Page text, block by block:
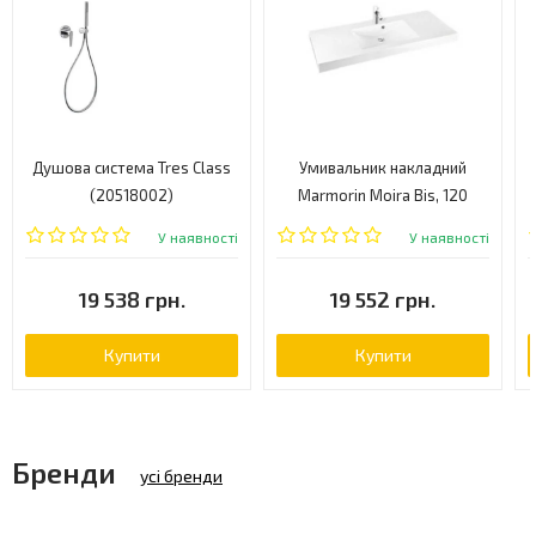
Душова система Tres Class
(20518002)
У наявності
19 538 грн.
Купити
Умивальник накладний
Marmorin Moira Bis, 120
(280120022)
У наявності
19 552 грн.
Купити
Бренди усі бренди